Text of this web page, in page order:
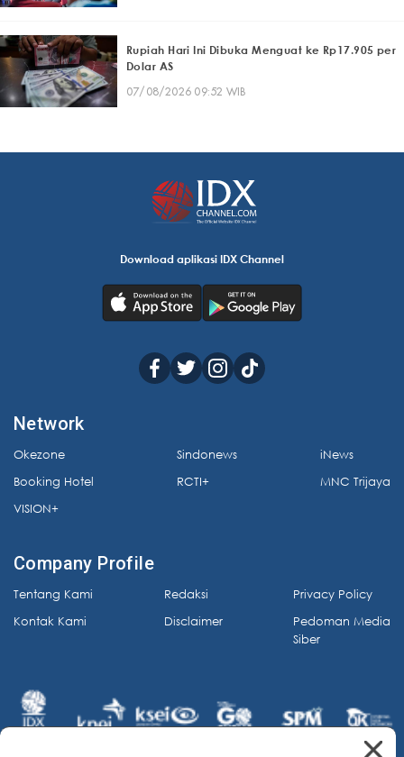
Rupiah Hari Ini Dibuka Menguat ke Rp17.905 per
Dolar AS
07/08/2026 09:52 WIB
Download aplikasi IDX Channel
Network
Okezone
Booking Hotel
VISION+
Sindonews
RCTI+
iNews
MNC Trijaya
Company Profile
Tentang Kami
Kontak Kami
Redaksi
Disclaimer
Privacy Policy
Pedoman Media
Siber